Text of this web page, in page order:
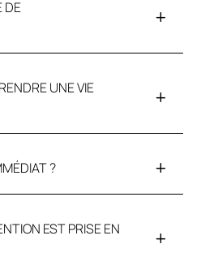
DE
UNE VIE
?
EST PRISE EN